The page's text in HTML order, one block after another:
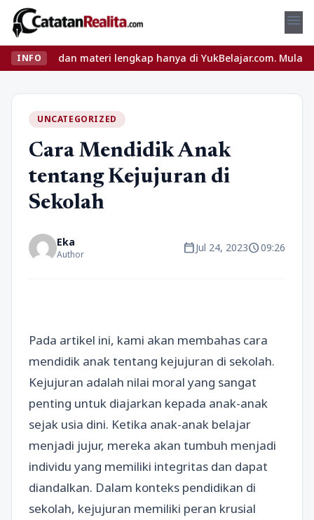
menu
INFO
dan materi lengkap hanya di YukBelajar.com. Mulai
UNCATEGORIZED
Cara Mendidik Anak
tentang Kejujuran di
Sekolah
Eka
Author calendar_todayJul 24, 2023schedule09:26
Pada artikel ini, kami akan membahas cara
mendidik anak tentang kejujuran di sekolah.
Kejujuran adalah nilai moral yang sangat
penting untuk diajarkan kepada anak-anak
sejak usia dini. Ketika anak-anak belajar
menjadi jujur, mereka akan tumbuh menjadi
individu yang memiliki integritas dan dapat
diandalkan. Dalam konteks pendidikan di
sekolah, kejujuran memiliki peran krusial